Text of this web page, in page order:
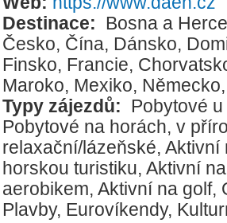
Destinace:
Bosna a
Česko, Čína, Dánsko,
Finsko, Francie,
Maroko, Mexiko, Německo
Typy zájezdů:
Pobytové
Pobytové na horách, v
relaxační/lázeňské, Aktivní
horskou turistiku, Aktivní
aerobikem, Aktivní na golf,
Plavby, Eurovíkendy,